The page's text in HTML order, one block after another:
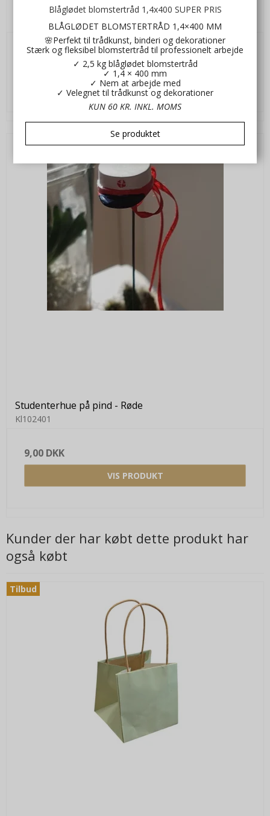
Gaveæske hjerte til blomst
Br38721268
10,00 DKK
VIS PRODUKT
Studenterhue på pind - Røde
Kl102401
9,00 DKK
VIS PRODUKT
Kunder der har købt dette produkt har
også købt
Tilbud
Blåglødet blomstertråd 1,4x400 SUPER PRIS
BLÅGLØDET BLOMSTERTRÅD 1,4×400 MM
🌸Perfekt til trådkunst, binderi og dekorationer
Stærk og fleksibel blomstertråd til professionelt arbejde
✓ 2,5 kg blåglødet blomstertråd
✓ 1,4 × 400 mm
✓ Nem at arbejde med
✓ Velegnet til trådkunst og dekorationer
KUN 60 KR. INKL. MOMS
Se produktet